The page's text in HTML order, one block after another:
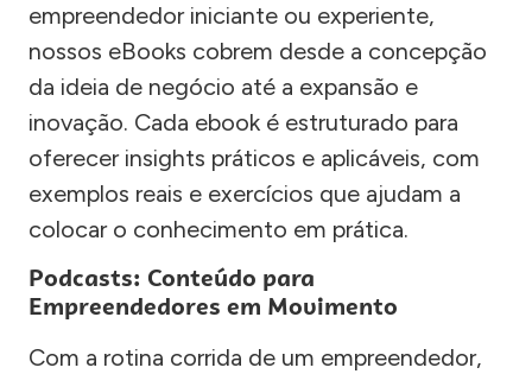
empreendedor iniciante ou experiente,
nossos eBooks cobrem desde a concepção
da ideia de negócio até a expansão e
inovação. Cada ebook é estruturado para
oferecer insights práticos e aplicáveis, com
exemplos reais e exercícios que ajudam a
colocar o conhecimento em prática.
Podcasts: Conteúdo para
Empreendedores em Movimento
Com a rotina corrida de um empreendedor,